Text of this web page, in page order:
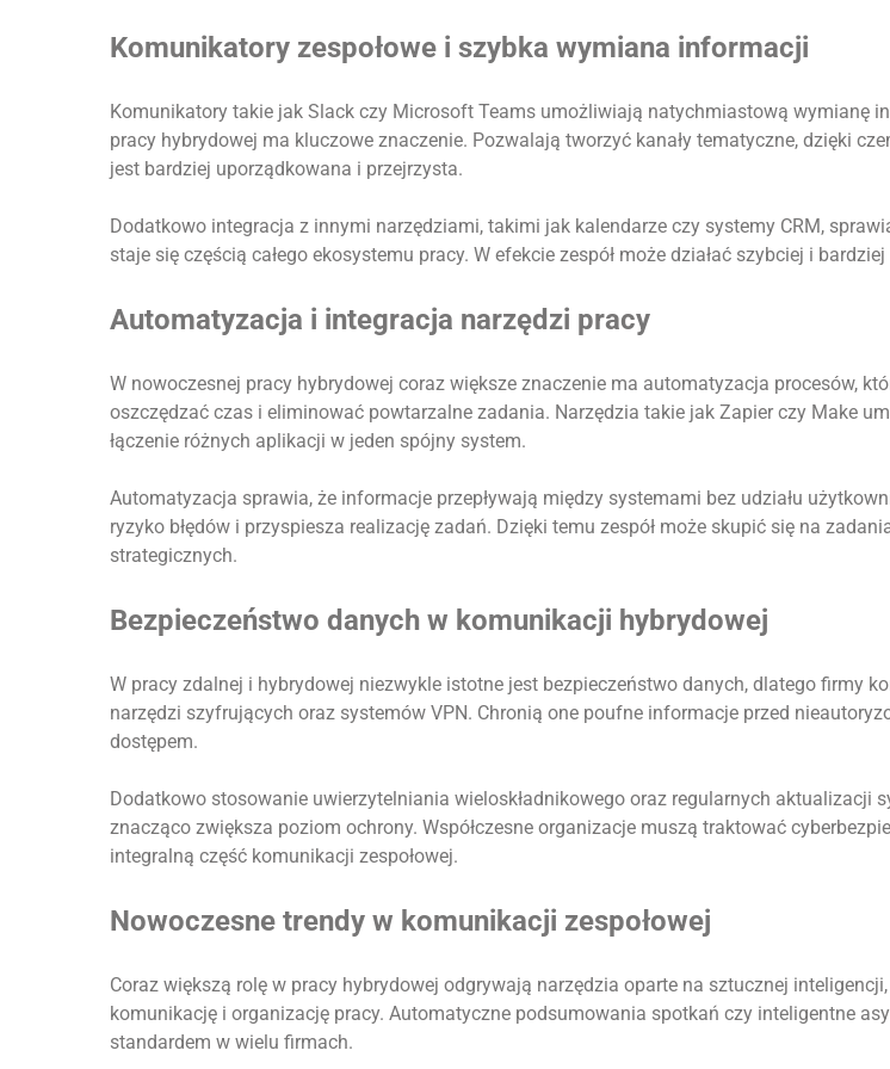
Komunikatory zespołowe i szybka wymiana informacji
Komunikatory takie jak Slack czy Microsoft Teams umożliwiają natychmiastową wymianę
pracy hybrydowej ma kluczowe znaczenie. Pozwalają tworzyć kanały tematyczne, dzięki
jest bardziej uporządkowana i przejrzysta.
Dodatkowo integracja z innymi narzędziami, takimi jak kalendarze czy systemy CRM,
staje się częścią całego ekosystemu pracy. W efekcie zespół może działać szybciej i
Automatyzacja i integracja narzędzi pracy
W nowoczesnej pracy hybrydowej coraz większe znaczenie ma automatyzacja procesów,
oszczędzać czas i eliminować powtarzalne zadania. Narzędzia takie jak Zapier czy Make
łączenie różnych aplikacji w jeden spójny system.
Automatyzacja sprawia, że informacje przepływają między systemami bez udziału
ryzyko błędów i przyspiesza realizację zadań. Dzięki temu zespół może skupić się na
strategicznych.
Bezpieczeństwo danych w komunikacji hybrydowej
W pracy zdalnej i hybrydowej niezwykle istotne jest bezpieczeństwo danych, dlatego firmy
narzędzi szyfrujących oraz systemów VPN. Chronią one poufne informacje przed
dostępem.
Dodatkowo stosowanie uwierzytelniania wieloskładnikowego oraz regularnych aktualizacji
znacząco zwiększa poziom ochrony. Współczesne organizacje muszą traktować
integralną część komunikacji zespołowej.
Nowoczesne trendy w komunikacji zespołowej
Coraz większą rolę w pracy hybrydowej odgrywają narzędzia oparte na sztucznej
komunikację i organizację pracy. Automatyczne podsumowania spotkań czy inteligentne
standardem w wielu firmach.